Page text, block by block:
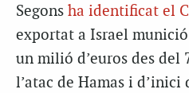
Segons ha identificat el
exportat a Israel
un milió d’euros des del
l’atac de Hamas i